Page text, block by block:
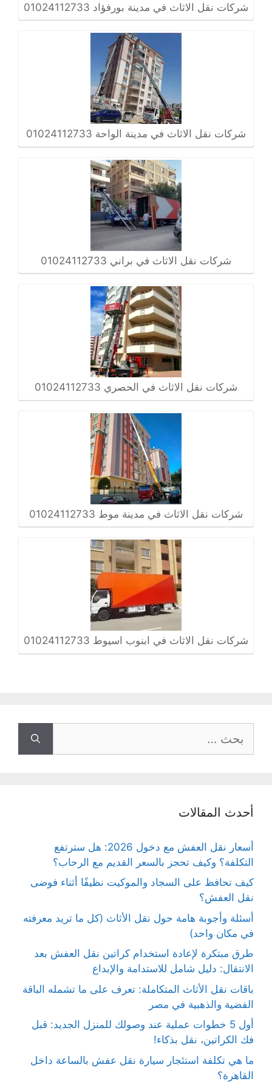
شركات نقل الاثاث في مدينة بورفؤاد 01024112733
شركات نقل الاثاث في مدينة الواحة 01024112733
شركات نقل الاثاث في براني 01024112733
شركات نقل الاثاث في الحصري 01024112733
شركات نقل الاثاث في مدينة موط 01024112733
شركات نقل الاثاث في ابنوب اسيوط 01024112733
عن:
أحدث المقالات
أسعار نقل العفش مع دخول 2026: هل سترتفع
التكلفة؟ وكيف تحجز بالسعر القديم مع الرحاب؟
كيف تحافظ على السجاد والموكيت نظيفًا أثناء فوضى
نقل العفش؟
أسئلة وأجوبة هامة حول نقل الأثاث (كل ما تريد معرفته
في مكان واحد)
طرق مبتكرة لإعادة استخدام كراتين نقل العفش بعد
الانتقال: دليل شامل للاستدامة والإبداع
باقات نقل الأثاث المتكاملة: تعرف على ما تشمله الباقة
الفضية والذهبية في مصر
أول 5 خطوات عملية عند وصولك للمنزل الجديد: قبل
فك الكراتين، نقل بذكاء!
ما هي تكلفة استئجار سيارة نقل عفش بالساعة داخل
القاهرة؟